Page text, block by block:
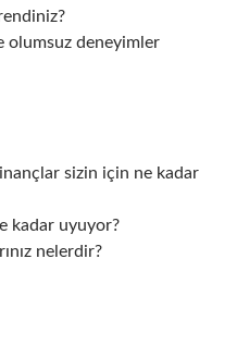
olumsuz deneyimler
sizin için ne kadar
kadar uyuyor?
nelerdir?